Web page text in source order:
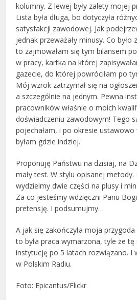
kolumny. Z lewej były zalety mojej
Lista była długa, bo dotyczyła
satysfakcji zawodowej. Jak
jednak przeważały minusy. Co było
to zajmowałam się tym bilansem
w pracy, kartka na której
gazecie, do której powróciłam po
Mój wzrok zatrzymał się na
a szczególnie na jednym. Pewna
pracowników właśnie o moich
doświadczeniu zawodowym! Tego
pojechałam, i po okresie
byłam gdzie indziej.
Proponuję Państwu na dzisiaj, na
mały test. W stylu opisanej metody.
wydzielmy dwie części na plusy i
Za co jesteśmy wdzięczni Panu
pretensję. I podsumujmy…
A jak się zakończyła moja
to była praca wymarzona, tyle że
instytucję po 5 latach rozwiązano. I
w Polskim Radiu.
Foto: Epicantus/Flickr